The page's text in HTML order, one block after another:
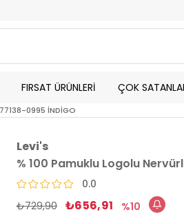
FIRSAT ÜRÜNLERİ ÇOK
0995 İNDİGO
Levi's
% 100 Pamuklu Logolu
0.0
₺729,90 ₺656,91 10